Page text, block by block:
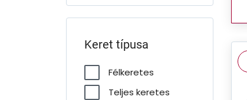
Keret típusa
Félkeretes
Teljes keretes